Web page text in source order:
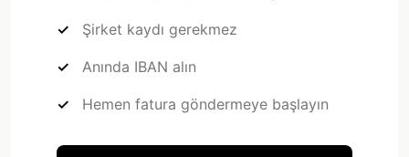
Şirket kaydı gerekmez
Anında IBAN alın
Hemen fatura göndermeye başlayın